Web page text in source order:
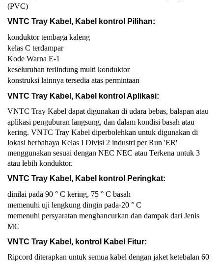
(PVC)
VNTC Tray Kabel, Kabel kontrol Pilihan:
konduktor tembaga kaleng
kelas C terdampar
Kode Warna E-1
keseluruhan terlindung multi konduktor
konstruksi lainnya tersedia atas permintaan
VNTC Tray Kabel, Kabel kontrol Aplikasi:
VNTC Tray Kabel dapat digunakan di udara bebas, balapan atau
aplikasi penguburan langsung, dan dalam kondisi basah atau
kering. VNTC Tray Kabel diperbolehkan untuk digunakan di
lokasi berbahaya Kelas I Divisi 2 industri per Run 'ER'
menggunakan sesuai dengan NEC NEC atau Terkena untuk 3
atau lebih konduktor.
VNTC Tray Kabel, Kabel kontrol Peringkat:
dinilai pada 90 ° C kering, 75 ° C basah
memenuhi uji lengkung dingin pada-20 ° C
memenuhi persyaratan menghancurkan dan dampak dari Jenis
MC
VNTC Tray Kabel, kontrol Kabel Fitur:
Ripcord diterapkan untuk semua kabel dengan jaket ketebalan 60